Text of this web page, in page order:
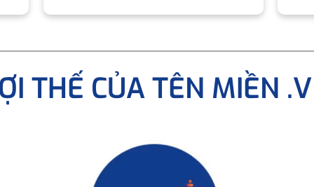
THẾ CỦA TÊN MIỀN